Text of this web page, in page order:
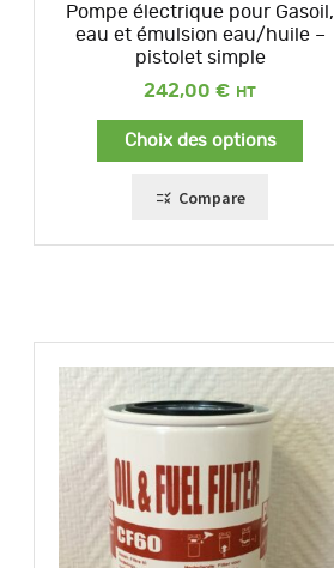
Pompe électrique pour Gasoil,
eau et émulsion eau/huile –
pistolet simple
242,00 €
Choix des options
Compare